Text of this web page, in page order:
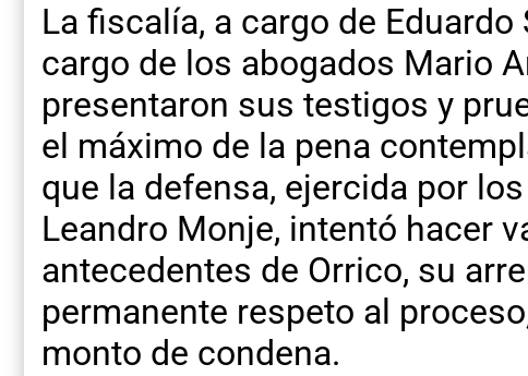
La fiscalía, a cargo de Eduardo
cargo de los abogados Mario
presentaron sus testigos y
el máximo de la pena
que la defensa, ejercida por
Leandro Monje, intentó hacer
antecedentes de Orrico, su
permanente respeto al
monto de condena.